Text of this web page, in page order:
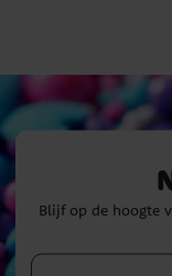
Blijf op de hoogte